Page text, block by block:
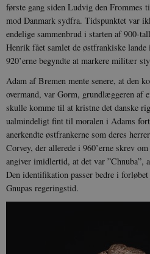
første gang siden Ludvig den Frommes
mod Danmark sydfra. Tidspunktet var
endelige sammenbrud i starten af 900-
Henrik fået samlet de østfrankiske
920’erne begyndte at markere militær
Adam af Bremen mente senere, at den
overmand, var Gorm, grundlæggeren af
skulle komme til at kristne det danske
ualmindeligt fint til moralen i Adams
anerkendte østfrankerne som deres
Corvey, der allerede i 960’erne skrev
angiver imidlertid, at det var ”Chnuba”,
Den identifikation passer bedre i
Gnupas regeringstid.